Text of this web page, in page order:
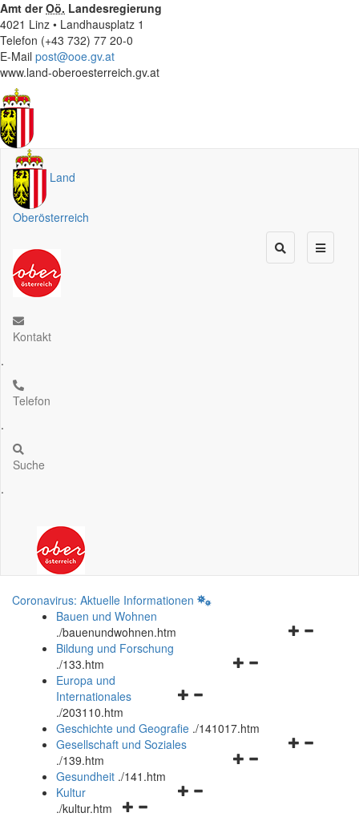
Amt derOö. Landesregierung
4021 Linz • Landhausplatz 1
Telefon (+43 732) 77 20-0
E-Mail post@ooe.gv.at
www.land-oberoesterreich.gv.at
Land
Oberösterreich
Kontakt
.
Telefon
.
Suche
.
Coronavirus: Aktuelle Informationen
Bauen und Wohnen
./bauenundwohnen.htm
Navigationsmenü
Bildung und Forschung
./133.htm
Navigationsmenü
und
schließen
Europa und
Internationales
./203110.htm
Geschichte und Geografie ./141017.htm
Navigationsmenü
Gesellschaft und Soziales
./139.htm
Navigationsmenü
Gesundheit ./141.htm
Navigationsmenü
Kultur
./kultur.htm